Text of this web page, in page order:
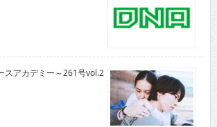
スアカデミー～261号vol.2